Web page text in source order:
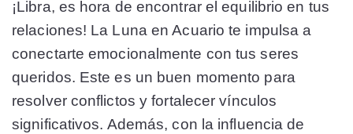
¡Libra, es hora de encontrar el equilibrio en tus
relaciones! La Luna en Acuario te impulsa a
conectarte emocionalmente con tus seres
queridos. Este es un buen momento para
resolver conflictos y fortalecer vínculos
significativos. Además, con la influencia de